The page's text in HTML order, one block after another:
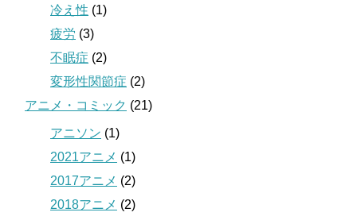
冷え性 (1)
疲労 (3)
不眠症 (2)
変形性関節症 (2)
アニメ・コミック (21)
アニソン (1)
2021アニメ (1)
2017アニメ (2)
2018アニメ (2)